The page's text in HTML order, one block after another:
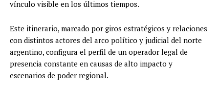
vínculo visible en los últimos tiempos.
Este itinerario, marcado por giros estratégicos y relaciones
con distintos actores del arco político y judicial del norte
argentino, configura el perfil de un operador legal de
presencia constante en causas de alto impacto y
escenarios de poder regional.